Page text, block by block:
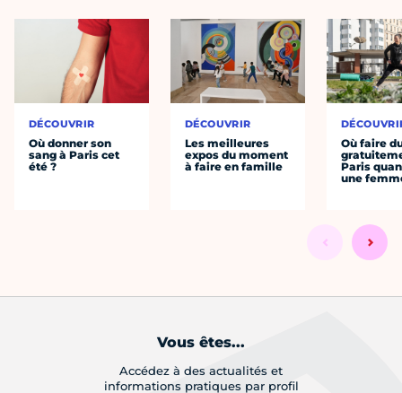
DÉCOUVRIR
Où donner son
sang à Paris cet
été ?
DÉCOUVRIR
Les meilleures
expos du moment
à faire en famille
Où faire
Paris
une
Vous êtes...
Accédez à des actualités et
informations pratiques par profil